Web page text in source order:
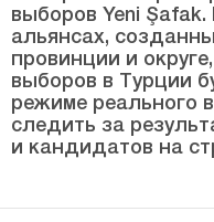
Яйлакент
Чорум
Денизли
Диярбакыр
выборов Yeni
альянсах,
провинции и
выборов в Турции
режиме реального
следить за
и кандидатов на